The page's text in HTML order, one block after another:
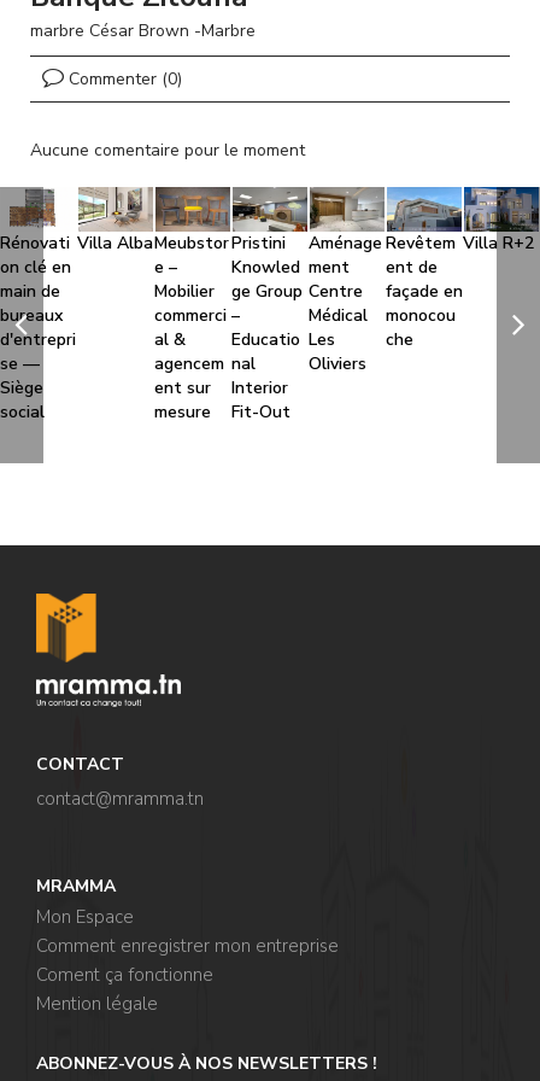
marbre César Brown -Marbre
Commenter (0)
Aucune comentaire pour le moment
Rénovati
on clé en
main de
bureaux
d'entrepri
se —
Siège
social
Villa AlbaMeubstor
e –
Mobilier
commerci
al &
agencem
ent sur
mesure
Pristini
Knowled
ge Group
–
Educatio
nal
Interior
Fit-Out
Aménage
ment
Centre
Médical
Les
Oliviers
Revêtem
ent de
façade en
monocou
che
Villa R+2
CONTACT
contact@mramma.tn
MRAMMA
Mon Espace
Comment enregistrer mon entreprise
Coment ça fonctionne
Mention légale
ABONNEZ-VOUS À NOS NEWSLETTERS !